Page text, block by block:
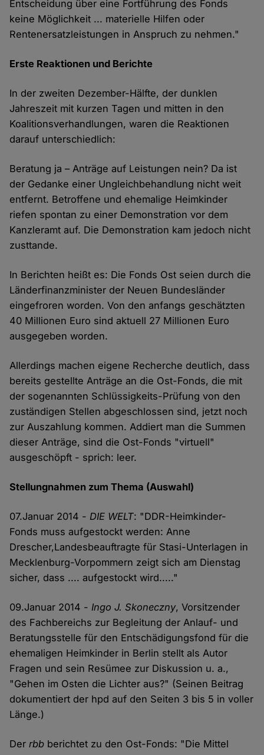
Entscheidung über eine Fortführung des Fonds
keine Möglichkeit ... materielle Hilfen oder
Rentenersatzleistungen in Anspruch zu nehmen."
Erste Reaktionen und Berichte
In der zweiten Dezember-Hälfte, der dunklen
Jahreszeit mit kurzen Tagen und mitten in den
Koalitionsverhandlungen, waren die Reaktionen
darauf unterschiedlich:
Beratung ja – Anträge auf Leistungen nein? Da ist
der Gedanke einer Ungleichbehandlung nicht weit
entfernt. Betroffene und ehemalige Heimkinder
riefen spontan zu einer Demonstration vor dem
Kanzleramt auf. Die Demonstration kam jedoch nicht
zusttande.
In Berichten heißt es: Die Fonds Ost seien durch die
Länderfinanzminister der Neuen Bundesländer
eingefroren worden. Von den anfangs geschätzten
40 Millionen Euro sind aktuell 27 Millionen Euro
ausgegeben worden.
Allerdings machen eigene Recherche deutlich, dass
bereits gestellte Anträge an die Ost-Fonds, die mit
der sogenannten Schlüssigkeits-Prüfung von den
zuständigen Stellen abgeschlossen sind, jetzt noch
zur Auszahlung kommen. Addiert man die Summen
dieser Anträge, sind die Ost-Fonds "virtuell"
ausgeschöpft - sprich: leer.
Stellungnahmen zum Thema (Auswahl)
07.Januar 2014 -DIE WELT: "DDR-Heimkinder-
Fonds muss aufgestockt werden: Anne
Drescher,Landesbeauftragte für Stasi-Unterlagen in
Mecklenburg-Vorpommern zeigt sich am Dienstag
sicher, dass .... aufgestockt wird....."
09.Januar 2014 -Ingo J. Skoneczny, Vorsitzender
des Fachbereichs zur Begleitung der Anlauf- und
Beratungsstelle für den Entschädigungsfond für die
ehemaligen Heimkinder in Berlin stellt als Autor
Fragen und sein Resümee zur Diskussion u. a.,
"Gehen im Osten die Lichter aus?" (Seinen Beitrag
dokumentiert der hpd auf den Seiten 3 bis 5 in voller
Länge.)
Derrbb berichtet zu den Ost-Fonds: "Die Mittel